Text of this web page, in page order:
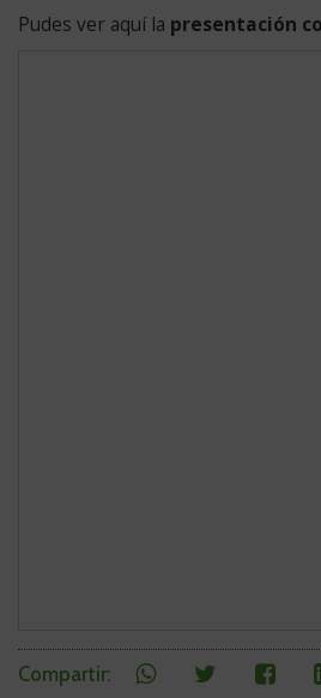
Pudes ver aquí la presentación
Compartiren
:
Compartir